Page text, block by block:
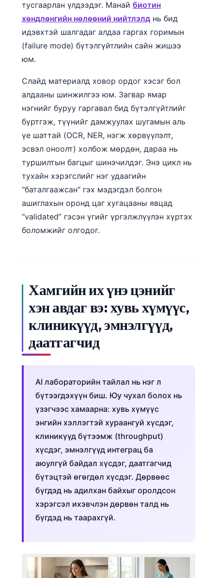
тусгаарлан үлдээдэг. Манай биотин
хөндлөнгийн нөлөөний нийтлэлд нь бид
идэвхтэй шалгадаг алдаа гаргах горимын
(failure mode) бүтэлгүйтлийн сайн жишээ
юм.
Слайд материалд ховор ордог хэсэг бол
алдааны шинжилгээ юм. Загвар ямар
нэгнийг буруу гаргавал бид бүтэлгүйтлийг
бүртгэж, түүнийг дамжуулах шугамын аль
үе шаттай (OCR, NER, нэгж хөрвүүлэлт,
эсвэл оноолт) холбож мөрдөн, дараа нь
туршилтын багцыг шинэчилдэг. Энэ цикл нь
тухайн хэрэгслийг нэг удаагийн
"баталгаажсан" гэх мэдэгдэл болгон
ашиглахын оронд цаг хугацааны явцад
“validated” гэсэн үгийг үргэлжлүүлэн хүртэх
боломжийг олгодог.
Хамгийн их үнэ цэнийг
хэн авдаг вэ: хувь хүмүүс,
клиникүүд, эмнэлгүүд,
даатгагчид
AI лабораторийн тайлал нь нэг л
бүтээгдэхүүн биш. Юу чухал болох нь
үзэгчээс хамаарна: хувь хүмүүс
энгийн хэллэгтэй хураангуй хүсдэг,
клиникүүд бүтээмж (throughput)
хүсдэг, эмнэлгүүд интеграц ба
аюулгүй байдал хүсдэг, даатгагчид
бүтэцтэй өгөгдөл хүсдэг. Дөрвөөс
бүгдэд нь адилхан байхыг оролдсон
хэрэгсэл ихэвчлэн дөрвөн талд нь
бүгдэд нь таарахгүй.
ພາສາລາວ
Basa Jawa
ئۇيغۇرچە
Кыргызча
Татар теле
Беларуская мова
Esperanto
Ślōnskŏ gŏdka
Norsk bokmål